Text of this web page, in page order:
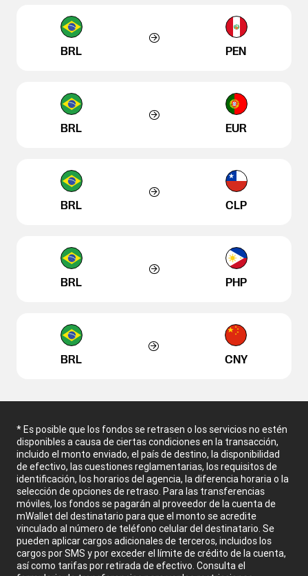
BRL PEN
BRL EUR
BRL CLP
BRL PHP
BRL CNY
* Es posible que los fondos se retrasen o los servicios no estén
disponibles a causa de ciertas condiciones en la transacción,
incluido el monto enviado, el país de destino, la disponibilidad
de efectivo, las cuestiones reglamentarias, los requisitos de
identificación, los horarios del agencia, la diferencia horaria o la
selección de opciones de retraso. Para las transferencias
móviles, los fondos se pagarán al proveedor de la cuenta de
mWallet del destinatario para que el monto se acredite
vinculado al número de teléfono celular del destinatario. Se
pueden aplicar cargos adicionales de terceros, incluidos los
cargos por SMS y por exceder el límite de crédito de la cuenta,
así como tarifas por retirada de efectivo. Consulta el